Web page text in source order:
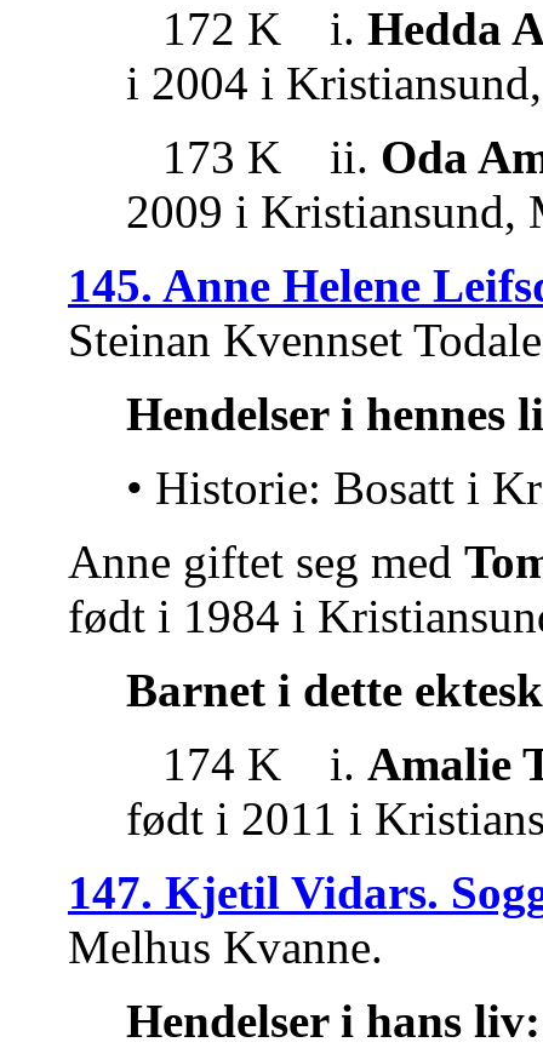
172 K i. Hedda
i 2004 i
173 K ii. Oda
2009 i Kristiansund,
145. Anne Helene
Steinan Kvennset
Hendelser i hennes
• Historie: Bosatt i
Anne giftet seg med
født i 1984 i
Barnet i dette
174 K i. Amalie
født i 2011 i
147. Kjetil Vidars.
Melhus Kvanne.
Hendelser i hans liv: